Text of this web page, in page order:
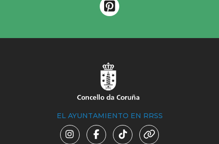
EL AYUNTAMIENTO EN RRSS